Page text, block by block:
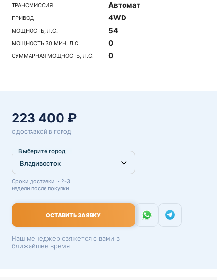
ТРАНСМИССИЯ Автомат
ПРИВОД 4WD
МОЩНОСТЬ, Л.С. 54
МОЩНОСТЬ 30 МИН, Л.С. 0
СУММАРНАЯ МОЩНОСТЬ, Л.С. 0
223 400 ₽
С ДОСТАВКОЙ В ГОРОД:
Выберите город
Сроки доставки ~ 2-3
недели после покупки
ОСТАВИТЬ ЗАЯВКУ
Наш менеджер свяжется с вами в
ближайшее время